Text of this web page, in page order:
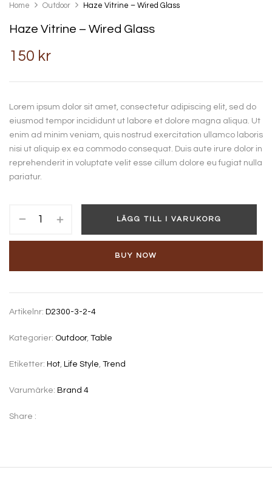
Home Outdoor Haze Vitrine – Wired Glass
Haze Vitrine – Wired Glass
150 kr
Lorem ipsum dolor sit amet, consectetur adipiscing elit, sed do
eiusmod tempor incididunt ut labore et dolore magna aliqua. Ut
enim ad minim veniam, quis nostrud exercitation ullamco laboris
nisi ut aliquip ex ea commodo consequat. Duis aute irure dolor in
reprehenderit in voluptate velit esse cillum dolore eu fugiat nulla
pariatur.
LÄGG TILL I VARUKORG
BUY NOW
Artikelnr: D2300-3-2-4
Kategorier: Outdoor, Table
Etiketter: Hot, Life Style, Trend
Varumärke: Brand 4
Share :